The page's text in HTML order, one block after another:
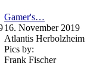
Gamer's…
16. November 2019
Atlantis Herbolzheim
Pics by:
Frank Fischer